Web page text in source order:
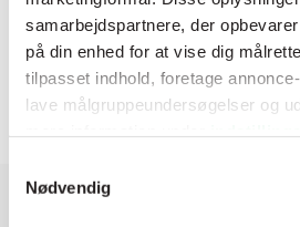
samarbejdspartnere, der
på din enhed for at vise dig
tilpasset indhold, foretage
lave målgruppeundersøgelser og
tilbage eller ændre indstillinger fra
"Cookiedeklaration", eller ved at
Nødvendig
Finixa Plast Rep. Hurtig Sort 25 sec
Varenr: PLI 01